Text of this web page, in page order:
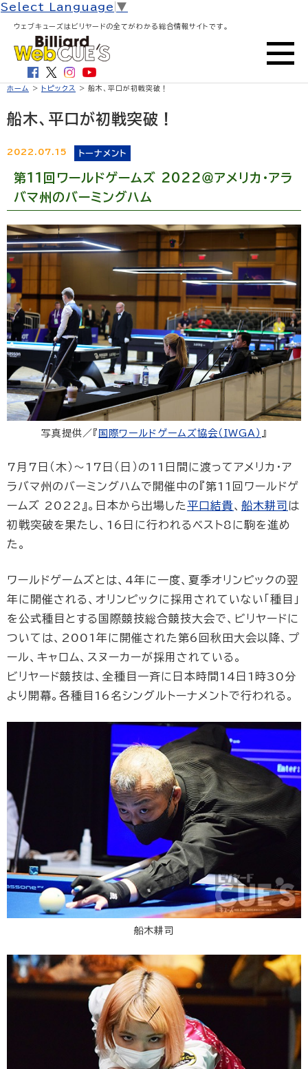
Select Language ▼
ウェブキューズはビリヤードの全てがわかる総合情報サイトです。
ホーム > トピックス > 船木、平口が初戦突破！
船木、平口が初戦突破！
2022.07.15 トーナメント
第11回ワールドゲームズ 2022＠アメリカ・アラ
バマ州のバーミングハム
写真提供／『 国際ワールドゲームズ協会（IWGA） 』
7月7日（木）〜17日（日）の11日間に渡ってアメリカ・ア
ラバマ州のバーミングハムで開催中の『第11回ワールドゲ
ームズ 2022』。日本から出場した平口結貴、 船木耕司 は
初戦突破を果たし、16日に行われるベスト8に駒を進め
た。
ワールドゲームズとは、4年に一度、夏季オリンピックの翌
年に開催される、オリンピックに採用されていない「種目」
を公式種目とする国際競技総合競技大会で、ビリヤードに
ついては、2001年に開催された第6回秋田大会以降、プ
ール、キャロム、スヌーカーが採用されている。
ビリヤード競技は、全種目一斉に日本時間14日1時30分
より開幕。各種目16名シングルトーナメントで行われる。
船木耕司